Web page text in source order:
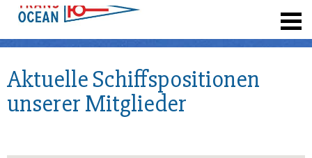
Aktuelle Schiffspositionen
unserer Mitglieder